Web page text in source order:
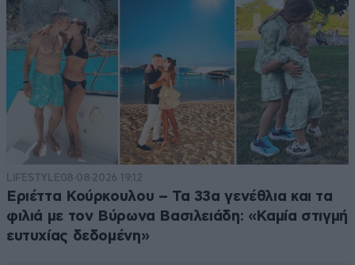
LIFESTYLE08·08·2026 19:12
Εριέττα Κούρκουλου – Τα 33α γενέθλια και τα
φιλιά με τον Βύρωνα Βασιλειάδη: «Καμία στιγμή
ευτυχίας δεδομένη»